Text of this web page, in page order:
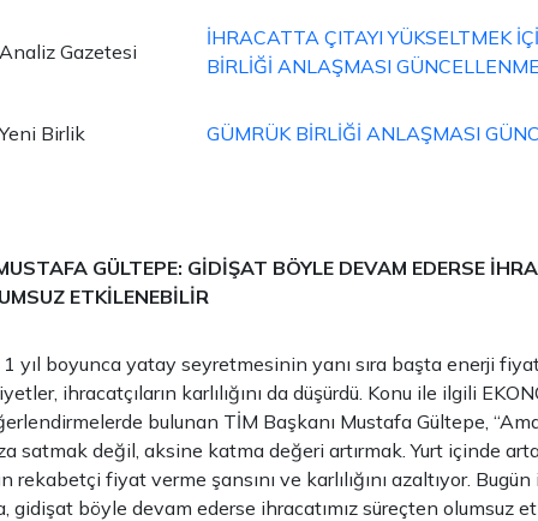
Analiz Gazetesi
İHRACATTA ÇITAYI YÜKSELTMEK
BİRLİĞİ ANLAŞMASI
Yeni Birlik GÜMRÜK BİRLİĞİ ANLAŞMASI
GÜLTEPE: GİDİŞAT BÖYLE DEVAM EDERSE
ETKİLENEBİLİR
yıl boyunca yatay seyretmesinin yanı sıra başta enerji
ihracatçıların karlılığını da düşürdü. Konu ile ilgili
bulunan TİM Başkanı Mustafa Gültepe,
satmak değil, aksine katma değeri artırmak. Yurt içinde
rekabetçi fiyat verme şansını ve karlılığını azaltıyor.
gidişat böyle devam ederse ihracatımız süreçten olumsuz